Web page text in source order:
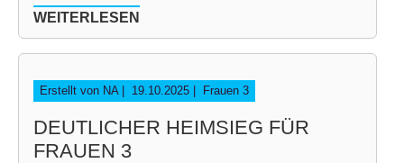
WEITERLESEN
Erstellt von NA | 19.10.2025 Frauen 3
DEUTLICHER HEIMSIEG FÜR
FRAUEN 3